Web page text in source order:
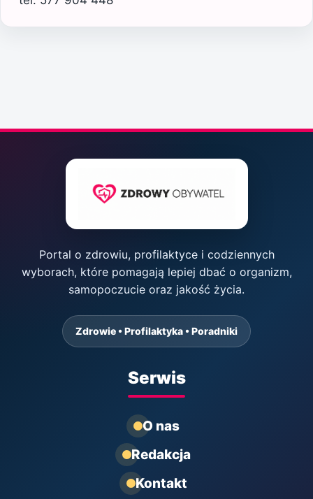
Portal o zdrowiu, profilaktyce i codziennych
wyborach, które pomagają lepiej dbać o organizm,
samopoczucie oraz jakość życia.
Zdrowie • Profilaktyka • Poradniki
Serwis
O nas
Redakcja
Kontakt